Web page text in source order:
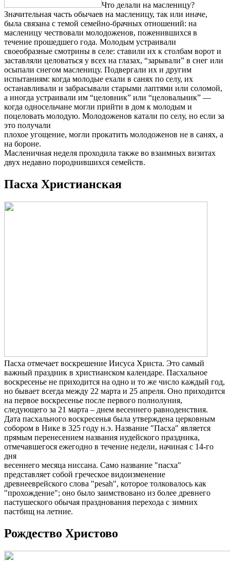
Что делали на масленицу?
Значительная часть обычаев на масленицу, так или иначе,
была связана с темой семейно-брачных отношений: на
масленицу чествовали молодоженов, поженившихся в
течение прошедшего года. Молодым устраивали
своеобразные смотрины в селе: ставили их к столбам ворот и
заставляли целоваться у всех на глазах, “зарывали” в снег или
осыпали снегом масленицу. Подвергали их и другим
испытаниям: когда молодые ехали в санях по селу, их
останавливали и забрасывали старыми лаптями или соломой,
а иногда устраивали им “целовник” или “целовальник” —
когда односельчане могли прийти в дом к молодым и
поцеловать молодую. Молодоженов катали по селу, но если за
это получали
плохое угощение, могли прокатить молодоженов не в санях, а
на бороне.
Масленичная неделя проходила также во взаимных визитах
двух недавно породнившихся семейств.
Пасха Христианская
Пасха отмечает воскрешение Иисуса Христа. Это самый
важный праздник в христианском календаре. Пасхальное
воскресенье не приходится на одно и то же число каждый год,
но бывает всегда между 22 марта и 25 апреля. Оно приходится
на первое воскресенье после первого полнолуния,
следующего за 21 марта – днем весеннего равноденствия.
Дата пасхального воскресенья была утверждена церковным
собором в Нике в 325 году н.э. Название "Пасха" является
прямым перенесением названия иудейского праздника,
отмечавшегося ежегодно в течение недели, начиная с 14-го
дня
весеннего месяца ниссана. Само название "пасха"
представляет собой греческое видоизменение
древнееврейского слова "pesah", которое толковалось как
"прохождение"; оно было заимствовано из более древнего
пастушеского обычая празднования перехода с зимних
пастбищ на летние.
Рождество Христово